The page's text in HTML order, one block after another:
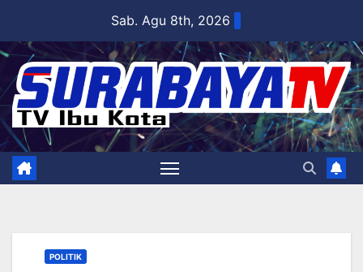
content
Sab. Agu 8th, 2026
POLITIK